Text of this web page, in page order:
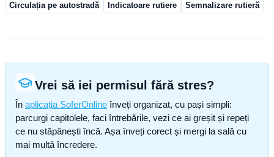
Circulația pe autostradă Indicatoare rutiere Semnalizare rutieră
Vrei să iei permisul fără stres?
În aplicația SoferOnline înveți organizat, cu pași simpli:
parcurgi capitolele, faci întrebările, vezi ce ai greșit și repeți
ce nu stăpânești încă. Așa înveți corect și mergi la sală cu
mai multă încredere.